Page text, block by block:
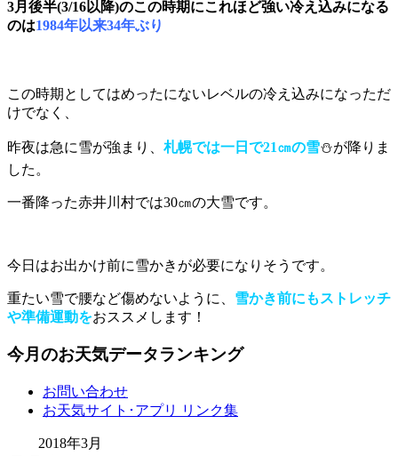
3月後半(3/16以降)のこの時期にこれほど強い冷え込みになる
のは1984年以来34年ぶり
この時期としてはめったにないレベルの冷え込みになっただ
けでなく、
昨夜は急に雪が強まり、 札幌では一日で21㎝の雪⛄が降りま
した。
一番降った赤井川村では30㎝の大雪です。
今日はお出かけ前に雪かきが必要になりそうです。
重たい雪で腰など傷めないように、 雪かき前にもストレッチ
や準備運動をおススメします！
今月のお天気データランキング
お問い合わせ
お天気サイト･アプリ リンク集
2018年3月